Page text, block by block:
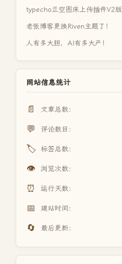
typecho兰空图床上传插件V2版
老张博客更换Riven主题了！
人有多大胆，AI有多大产！
网站信息统计
📄 文章总数：
💬 评论数目：
🏷️ 标签总数：
👁️ 浏览次数：
⏰ 运行天数：
📅 建站时间：
🔄 最后更新：